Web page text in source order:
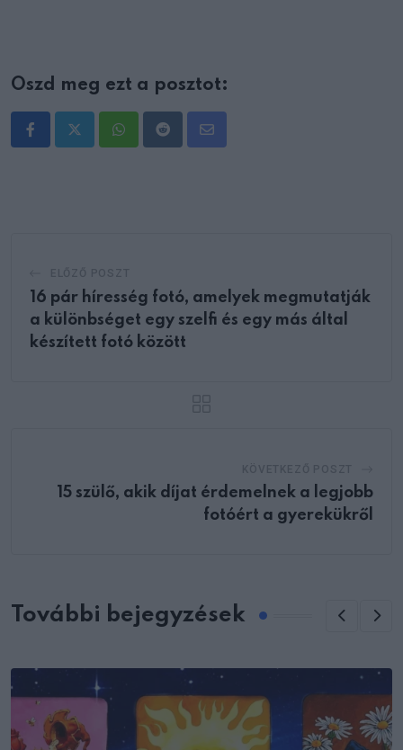
Oszd meg ezt a posztot:
WhatsappRedditShare
16 pár híresség fotó, amelyek megmutatják
a különbséget egy szelfi és egy más által
készített fotó között
15 szülő, akik díjat érdemelnek a legjobb
fotóért a gyerekükről
További bejegyzések